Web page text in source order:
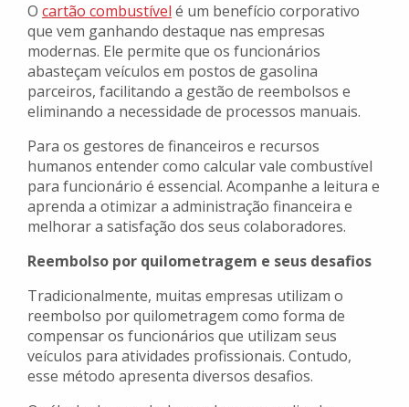
O cartão combustível é um benefício corporativo
que vem ganhando destaque nas empresas
modernas. Ele permite que os funcionários
abasteçam veículos em postos de gasolina
parceiros, facilitando a gestão de reembolsos e
eliminando a necessidade de processos manuais.
Para os gestores de financeiros e recursos
humanos entender como calcular vale combustível
para funcionário é essencial. Acompanhe a leitura e
aprenda a otimizar a administração financeira e
melhorar a satisfação dos seus colaboradores.
Reembolso por quilometragem e seus desafios
Tradicionalmente, muitas empresas utilizam o
reembolso por quilometragem como forma de
compensar os funcionários que utilizam seus
veículos para atividades profissionais. Contudo,
esse método apresenta diversos desafios.